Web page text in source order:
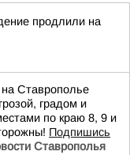
продлили на
Ставрополье
градом и
по краю 8, 9 и
Подпишись
Ставрополья